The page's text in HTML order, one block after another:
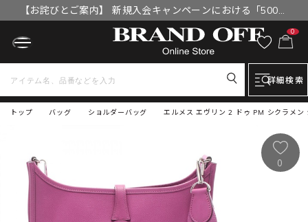
【お詫びとご案内】 新規入会キャンペーンにおける「500円
OFFクーポン」付与漏れと補填について
0
詳細検索
トップ エルメス エヴリン 2 ドゥ PM シクラメン
バッグ ショルダーバッグ
0